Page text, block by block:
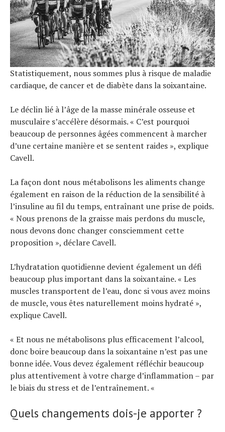
Statistiquement, nous sommes plus à risque de maladie
cardiaque, de cancer et de diabète dans la soixantaine.
Le déclin lié à l’âge de la masse minérale osseuse et
musculaire s’accélère désormais. « C’est pourquoi
beaucoup de personnes âgées commencent à marcher
d’une certaine manière et se sentent raides », explique
Cavell.
La façon dont nous métabolisons les aliments change
également en raison de la réduction de la sensibilité à
l’insuline au fil du temps, entraînant une prise de poids.
« Nous prenons de la graisse mais perdons du muscle,
nous devons donc changer consciemment cette
proposition », déclare Cavell.
L’hydratation quotidienne devient également un défi
beaucoup plus important dans la soixantaine. « Les
muscles transportent de l’eau, donc si vous avez moins
de muscle, vous êtes naturellement moins hydraté »,
explique Cavell.
« Et nous ne métabolisons plus efficacement l’alcool,
donc boire beaucoup dans la soixantaine n’est pas une
bonne idée. Vous devez également réfléchir beaucoup
plus attentivement à votre charge d’inflammation – par
le biais du stress et de l’entraînement. «
Quels changements dois-je apporter ?